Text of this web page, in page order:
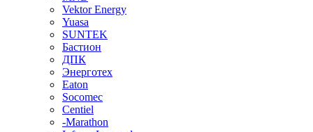
Vektor Energy
Yuasa
SUNTEK
Бастион
ДПК
Энерготех
Eaton
Socomec
Centiel
-Marathon